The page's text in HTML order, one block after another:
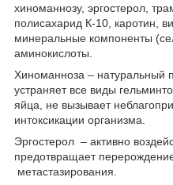
хиноманнозу, эргостерол,
полисахарид К-10, каротин,
минеральные компоненты
аминокислоты.
Хиноманноза – натуральный
устраняет все виды
яйца, не вызывает
интоксикации организма.
Эргостерол – активно
предотвращает
метастазирования.